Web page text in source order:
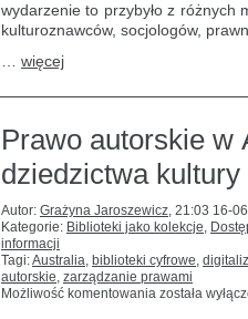
wydarzenie to przybyło z różnych
kulturoznawców, socjologów,
więcej
Prawo autorskie w
dziedzictwa kultury
Autor: Grażyna Jaroszewicz, 21:03 16-
Kategorie: Biblioteki jako kolekcje,
informacji
Tagi:Australia, biblioteki cyfrowe,
autorskie, zarządzanie prawami
Możliwość komentowania Prawo
została